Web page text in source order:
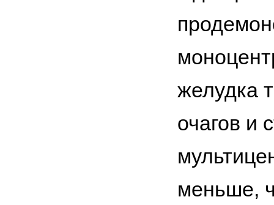
желудка
очагов и
меньше,